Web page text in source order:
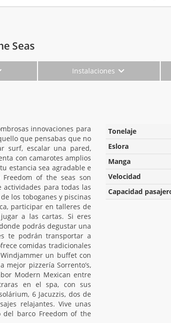
Seas
Instalaciones
innovaciones para
que pensabas que no
surf, escalar una pared,
con camarotes amplios
estancia sea agradable e
of the seas son
para todas las
los toboganes y piscinas
participar en talleres de
a las cartas. Si eres
podrás degustar una
te podrán transportar a
comidas tradicionales
un buffet con
pizzería Sorrento’s,
Modern Mexican entre
en el spa, con sus
6 Jacuzzis, dos de
relajantes. Vive unas
del barco Freedom of the
Tonelaje
Eslora
Manga
Velocidad
Capacidad